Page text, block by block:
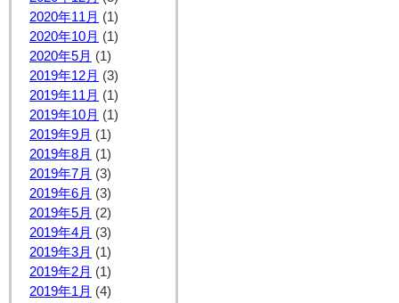
2020年11月 (1)
2020年10月 (1)
2020年5月 (1)
2019年12月 (3)
2019年11月 (1)
2019年10月 (1)
2019年9月 (1)
2019年8月 (1)
2019年7月 (3)
2019年6月 (3)
2019年5月 (2)
2019年4月 (3)
2019年3月 (1)
2019年2月 (1)
2019年1月 (4)